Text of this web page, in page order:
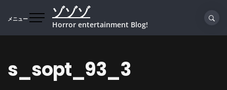
メニュー ゾゾゾ
Horror entertainment Blog!
s_sopt_93_3